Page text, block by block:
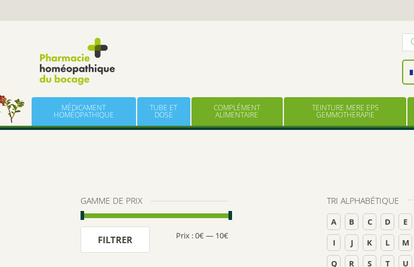
Skip to content
MÉDICAMENT
HOMÉOPATHIQUE
TUBE ET
DOSE
COMPLÉMENT
ALIMENTAIRE
TEINTURE MERE EPS
GEMMOTHERAPIE
GAMME DE PRIX
Prix
Prix
FILTRER Prix :0€— 10€
TRI ALPHABÉTIQUE
A B C D E
I
J K L M
Q
R S T U